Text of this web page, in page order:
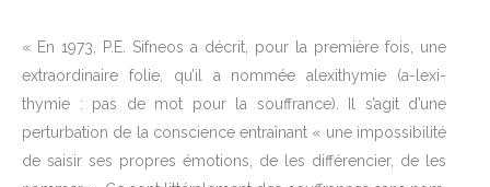
« En 1973, P.E. Sifneos a décrit, pour la première fois, une
extraordinaire folie, qu’il a nommée alexithymie (a-lexi-
thymie : pas de mot pour la souffrance). Il s’agit d’une
perturbation de la conscience entraînant « une impossibilité
de saisir ses propres émotions, de les différencier, de les